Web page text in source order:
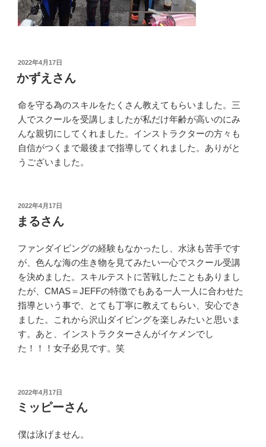
投
稿
日:
2022年4月17日
かずえさん
命を守る為のスキルをたくさん教えてもらいました。三
人でスクールを受講しましたが私だけ年齢が高いのにみ
んな親切にしてくれました。インストラクターの方々も
自信がつくまで最後まで指導してくれました。ありがと
うございました。
投
稿
日:
2022年4月17日
まるさん
ファンダイビングの経験もなかったし、水泳も苦手です
が、色んな海の生き物を見てみたい一心でスクール受講
を決めました。スキルテストに苦戦したこともありまし
たが、CMAS＝JEFFの特徴でもある一人一人に合わせた
指導という事で、とても丁寧に教えてもらい、安心でき
ました。これから沢山ダイビングを楽しみたいと思いま
す。あと、インストラクターさんがイケメンでし
た！！！女子必見です。笑
投
稿
日:
2022年4月17日
ミッピーさん
僕は泳げません。